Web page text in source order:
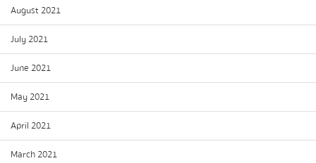
August 2021
July 2021
June 2021
May 2021
April 2021
March 2021